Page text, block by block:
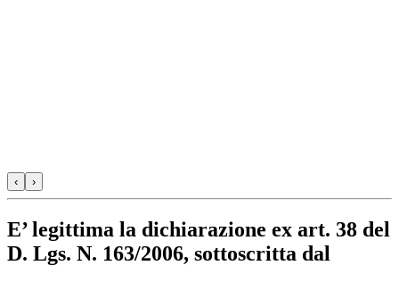
‹ ›
E’ legittima la dichiarazione ex art. 38 del
D. Lgs. N. 163/2006, sottoscritta dal